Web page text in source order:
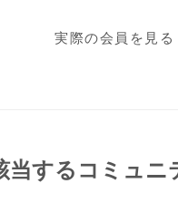
実際の会員を見る
当するコミュニ